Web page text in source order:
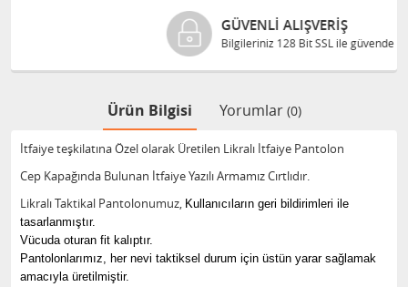
GÜVENLI ALIŞVERIŞ
Bilgileriniz 128 Bit SSL ile güvende
Ürün Bilgisi Yorumlar (0)
İtfaiye teşkilatına Özel olarak Üretilen Likralı İtfaiye Pantolon
Cep Kapağında Bulunan İtfaiye Yazılı Armamız Cırtlıdır.
Likralı Taktikal Pantolonumuz, ​ Kullanıcıların geri bildirimleri ile
tasarlanmıştır.
Vücuda oturan fit kalıptır.
Pantolonlarımız, her nevi taktiksel durum için üstün yarar sağlamak
amacıyla üretilmiştir.